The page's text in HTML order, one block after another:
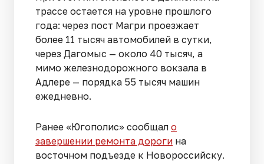
трассе остается на уровне прошлого
года: через пост Магри проезжает
более 11 тысяч автомобилей в сутки,
через Дагомыс — около 40 тысяч, а
мимо железнодорожного вокзала в
Адлере — порядка 55 тысяч машин
ежедневно.
Ранее «Югополис» сообщал о
завершении ремонта дороги на
восточном подъезде к Новороссийску.